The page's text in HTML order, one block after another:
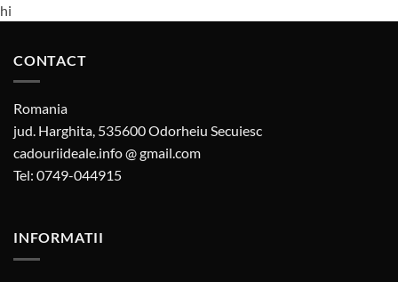
hi
CONTACT
Romania
jud. Harghita, 535600 Odorheiu Secuiesc
cadouriideale.info @ gmail.com
Tel: 0749-044915
INFORMATII